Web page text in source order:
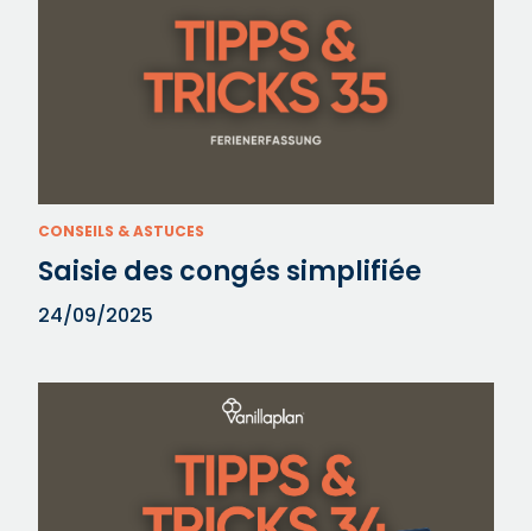
CONSEILS & ASTUCES
Saisie des congés simplifiée
24/09/2025